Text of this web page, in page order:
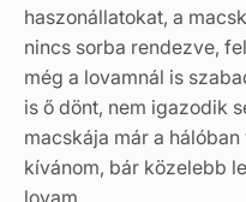
haszonállatokat, a
nincs sorba rendezve,
még a lovamnál is
is ő dönt, nem igazodik
macskája már a
kívánom, bár közelebb
lovam.